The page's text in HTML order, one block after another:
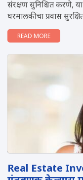
संरक्षण सुनिश्चित करणे,
घरमालकीचा प्रवास
READ MORE
Real Estate